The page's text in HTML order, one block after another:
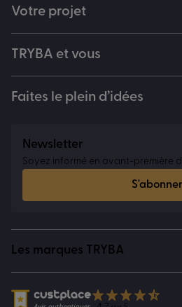
Votre projet
TRYBA et vous
Faites le plein d’idées
Newsletter
Soyez informé en avant-première
S'abonner
Les marques TRYBA